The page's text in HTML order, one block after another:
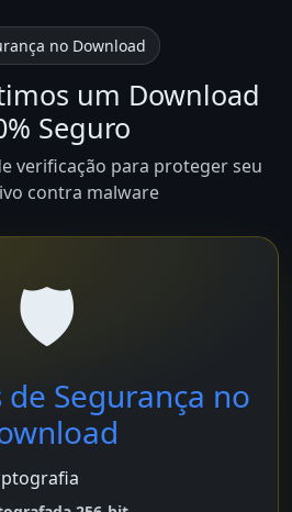
no Download
um Download
Seguro
verificação para proteger seu
contra malware
🛡️
de Segurança no